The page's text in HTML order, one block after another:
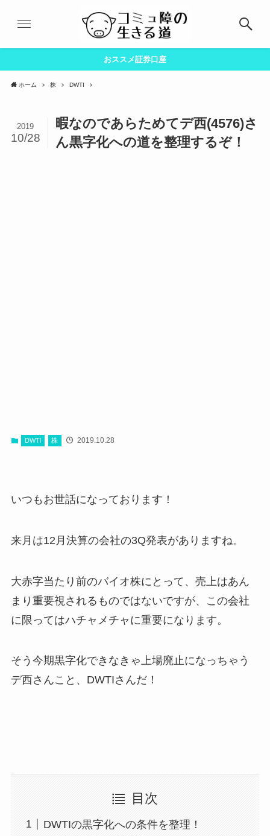
おススメ証券口座
ホーム 株 DWTI
暇なのであらためてデ西(4576)さ
ん黒字化への道を整理するぞ！
2019
10/28
DWTI 株 2019.10.28
いつもお世話になっております！
来月は12月決算の会社の3Q発表がありますね。
大赤字当たり前のバイオ株にとって、売上はあん
まり重要視されるものではないですが、この会社
に限ってはハチャメチャに重要になります。
そう今期黒字化できなきゃ上場廃止になっちゃう
デ西さんこと、DWTIさんだ！
目次
DWTIの黒字化への条件を整理！